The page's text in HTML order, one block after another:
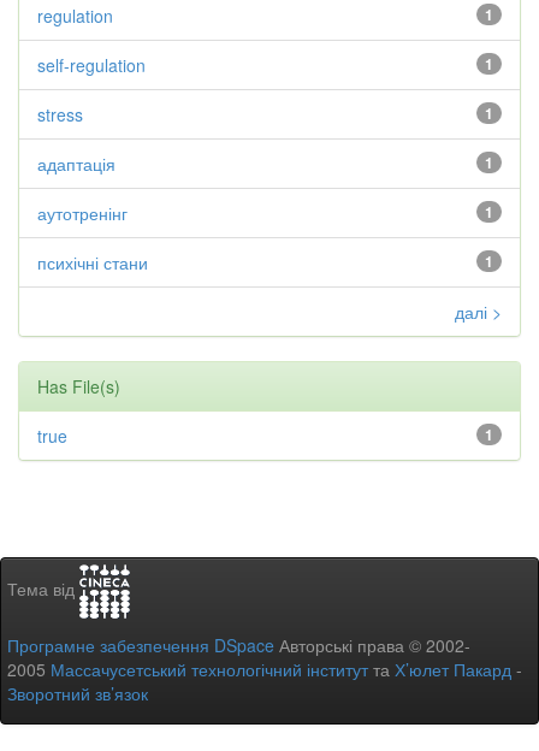
1
regulation
1
self-regulation
1
stress
1
адаптація
1
аутотренінг
1
психічні стани
далі >
Has File(s)
1
true
Тема від
Програмне забезпечення DSpace Авторські права © 2002-
2005 Массачусетський технологічний інститутта Х’юлет Пакард -
Зворотний зв’язок